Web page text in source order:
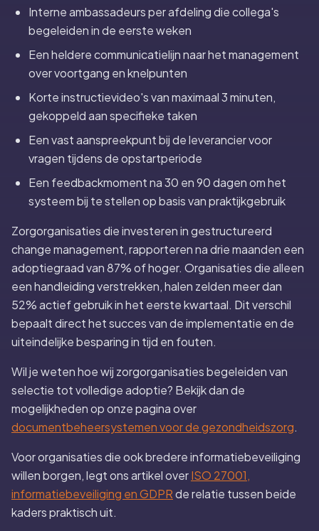
Interne ambassadeurs per afdeling die collega's
begeleiden in de eerste weken
Een heldere communicatielijn naar het management
over voortgang en knelpunten
Korte instructievideo's van maximaal 3 minuten,
gekoppeld aan specifieke taken
Een vast aanspreekpunt bij de leverancier voor
vragen tijdens de opstartperiode
Een feedbackmoment na 30 en 90 dagen om het
systeem bij te stellen op basis van praktijkgebruik
Zorgorganisaties die investeren in gestructureerd
change management, rapporteren na drie maanden een
adoptiegraad van 87% of hoger. Organisaties die alleen
een handleiding verstrekken, halen zelden meer dan
52% actief gebruik in het eerste kwartaal. Dit verschil
bepaalt direct het succes van de implementatie en de
uiteindelijke besparing in tijd en fouten.
Wil je weten hoe wij zorgorganisaties begeleiden van
selectie tot volledige adoptie? Bekijk dan de
mogelijkheden op onze pagina over
documentbeheersystemen voor de gezondheidszorg.
Voor organisaties die ook bredere informatiebeveiliging
willen borgen, legt ons artikel overISO 27001,
informatiebeveiliging en GDPRde relatie tussen beide
kaders praktisch uit.